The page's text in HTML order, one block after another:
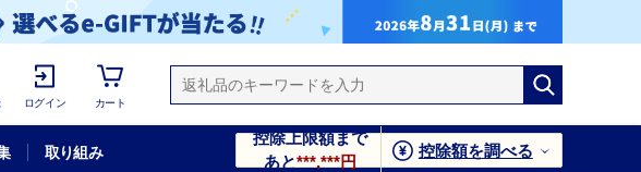
ログイン カート
取り組み
控除上限額まで
あと***,***円
控除額を調べる